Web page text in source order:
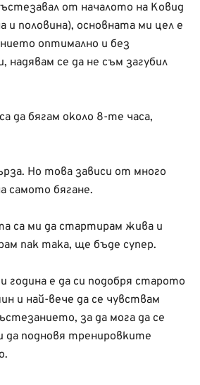
от началото на Ковид
и половина), основната ми цел е
оптимално и без
се да не съм загубил
да бягам около 8-те часа,
Но това зависи от много
самото бягане.
са ми да стартирам жива и
пак така, ще бъде супер.
година е да си подобря старото
и най-вече да се чувствам
за да мога да се
да подновя тренировките